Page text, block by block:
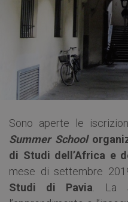
Sono aperte le
Summer School
di Studi dell’Africa e
mese di settembre
Studi di Pavia . La